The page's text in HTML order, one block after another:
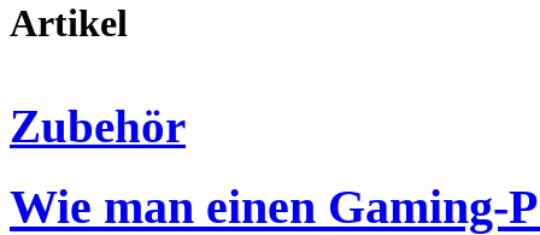
Artikel
Zubehör
Wie man einen Gaming-